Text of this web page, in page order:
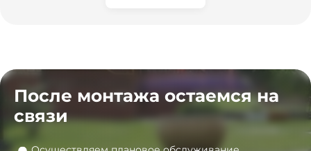
После монтажа остаемся на
связи